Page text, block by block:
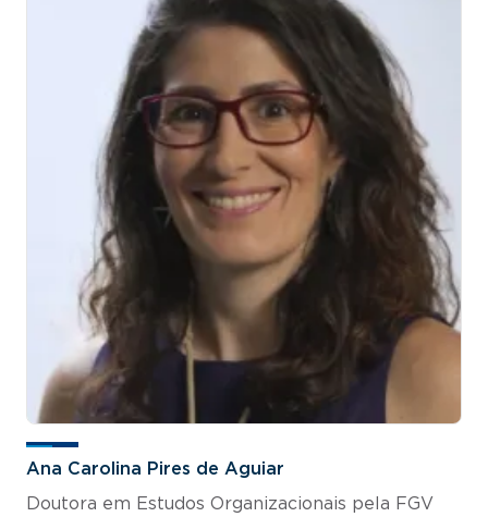
Ana Carolina Pires de Aguiar
Doutora em Estudos Organizacionais pela FGV